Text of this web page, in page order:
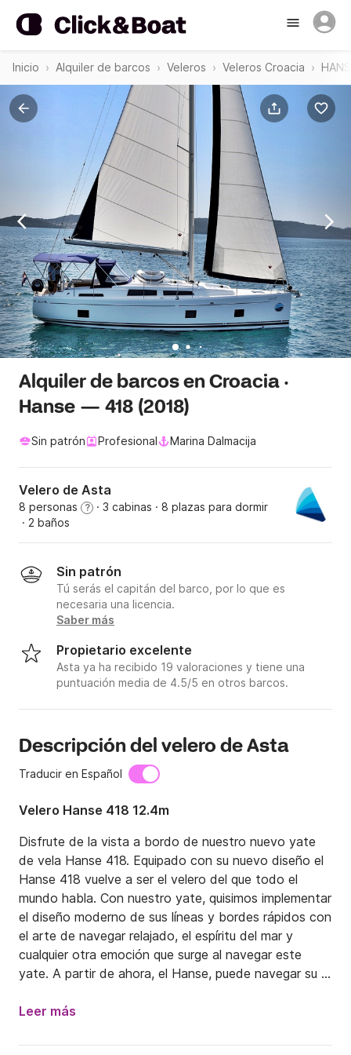
Inicio Alquiler de barcos Veleros Veleros Croacia
Alquiler de barcos en Croacia ·
Hanse — 418 (2018)
Sin patrón Profesional Marina Dalmacija
Velero de Asta
8 personas ? · 3 cabinas · 8 plazas para dormir
· 2 baños
Sin patrón
Tú serás el capitán del barco, por lo que es
necesaria una licencia.
Saber más
Propietario excelente
Asta ya ha recibido 19 valoraciones y tiene una
puntuación media de 4.5/5 en otros barcos.
Descripción del velero de Asta
Traducir en Español
Velero Hanse 418 12.4m
Disfrute de la vista a bordo de nuestro nuevo yate
de vela Hanse 418. Equipado con su nuevo diseño el
Hanse 418 vuelve a ser el velero del que todo el
mundo habla. Con nuestro yate, quisimos implementar
el diseño moderno de sus líneas y bordes rápidos con
el arte de navegar relajado, el espíritu del mar y
cualquier otra emoción que surge al navegar este
yate. A partir de ahora, el Hanse, puede navegar su
bordo gracias al foque autovirante integrado. Esto
al timón para nuestro completo disfrute.
Leer más